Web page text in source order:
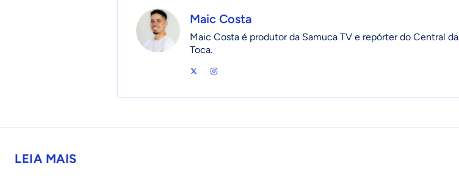
Maic Costa
Maic Costa é produtor da Samuca TV e repórter do Central da
Toca.
LEIA MAIS